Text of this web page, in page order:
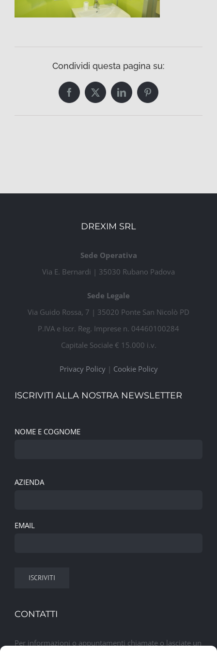
Condividi questa pagina su:
FacebookTwitterLinkedInPinterest
DREXIM SRL
Sede Operativa
Via E. Bernardi | 35030 Rubano Padova
Sede Legale
Via Guido Rossa, 7 | 35020 Ponte San Nicolò PD
P.IVA e Iscr. Reg. Imprese n. 04460100284
Capitale Sociale € 15.000 i.v.
Privacy Policy| Cookie Policy
ISCRIVITI ALLA NOSTRA NEWSLETTER
NOME E COGNOME
AZIENDA
EMAIL
CONTATTI
Per informazioni o appuntamenti chiamate o lasciate un